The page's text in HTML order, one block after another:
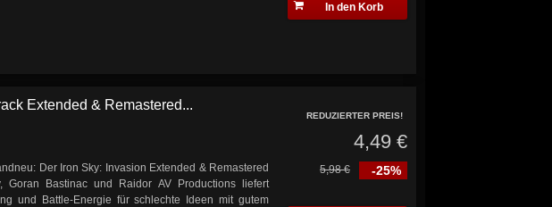
In den Korb
Extended & Remastered...
Der Iron Sky: Invasion Extended & Remastered
Goran Bastinac und Raidor AV Productions liefert
und Battle-Energie für schlechte Ideen mit gutem
REDUZIERTER PREIS!
4,49 €
-25%
5,98 €